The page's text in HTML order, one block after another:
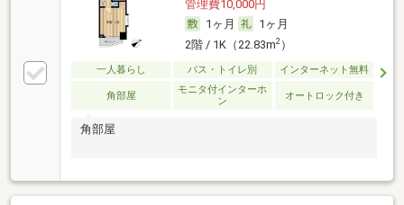
管理費10,000円
1ヶ月
1ヶ月
2階 / 1K（22.83m2）
一人暮らし バス・トイレ別 インターネット無料
角部屋
モニタ付インターホ
ン
オートロック付き
角部屋